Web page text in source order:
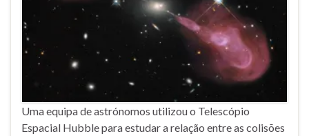
Uma equipa de astrónomos utilizou o Telescópio
Espacial Hubble para estudar a relação entre as colisões